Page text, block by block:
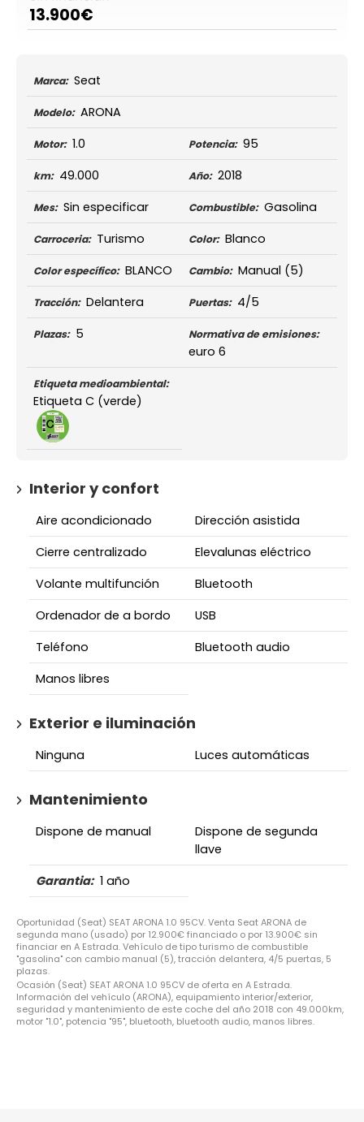
13.900€
Marca: Seat
Modelo: ARONA
Motor: 1.0 Potencia: 95
km: 49.000 Año: 2018
Mes: Sin especificar Combustible: Gasolina
Carroceria: Turismo Color: Blanco
Color específico: BLANCO Cambio: Manual (5)
Tracción: Delantera Puertas: 4/5
Plazas: 5 Normativa de emisiones:
euro 6
Etiqueta medioambiental:
Etiqueta C (verde)
Interior y confort
Aire acondicionado
Dirección asistida
Cierre centralizado
Elevalunas eléctrico
Volante multifunción
Bluetooth
Ordenador de a bordo
USB
Teléfono
Bluetooth audio
Manos libres
Exterior e iluminación
Ninguna Luces automáticas
Mantenimiento
Dispone de manual
Dispone de segunda
llave
Garantia: 1 año
Oportunidad (Seat) SEAT ARONA 1.0 95CV. Venta Seat ARONA de
segunda mano (usado) por 12.900€ financiado o por 13.900€ sin
financiar en A Estrada. Vehículo de tipo turismo de combustible
"gasolina" con cambio manual (5), tracción delantera, 4/5 puertas, 5
plazas.
Ocasión (Seat) SEAT ARONA 1.0 95CV de oferta en A Estrada.
Información del vehículo (ARONA), equipamiento interior/exterior,
seguridad y mantenimiento de este coche del año 2018 con 49.000km,
motor "1.0", potencia "95", bluetooth, bluetooth audio, manos libres.